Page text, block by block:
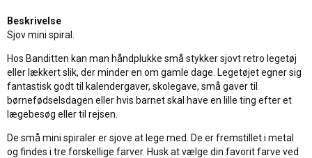
Beskrivelse
Sjov mini spiral.
Hos Banditten kan man håndplukke små stykker sjovt retro legetøj
eller lækkert slik, der minder en om gamle dage. Legetøjet egner sig
fantastisk godt til kalendergaver, skolegave, små gaver til
børnefødselsdagen eller hvis barnet skal have en lille ting efter et
lægebesøg eller til rejsen.
De små mini spiraler er sjove at lege med. De er fremstillet i metal
og findes i tre forskellige farver. Husk at vælge din favorit farve ved